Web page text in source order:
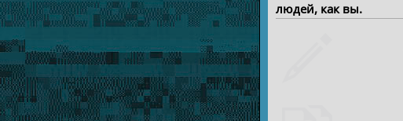
людей, как вы.